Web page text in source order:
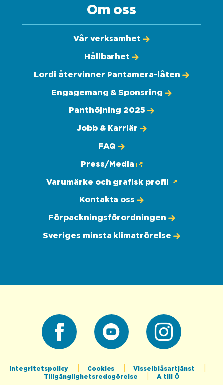
Om oss
Vår verksamhet
Hållbarhet
Lordi återvinner Pantamera-låten
Engagemang & Sponsring
Panthöjning 2025
Jobb & Karriär
FAQ
Press/Media
Varumärke och grafisk profil
Kontakta oss
Förpackningsförordningen
Sveriges minsta klimatrörelse
Integritetspolicy Cookies
Visselblåsartjänst
Tillgänglighetsredogörelse
A till Ö